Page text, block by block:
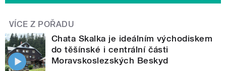
VÍCE Z POŘADU
Chata Skalka je ideálním východiskem
do těšínské i centrální části
Moravskoslezských Beskyd